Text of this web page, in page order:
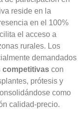
reside en la
en el 100%
el acceso a
rurales. Los
demandados
competitivas con
prótesis y
como
calidad-precio.